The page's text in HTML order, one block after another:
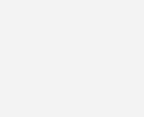
CfD, der nach Erfolglosigkeit
wurde
könnten CfDs die
Investitionen planbarer machen –
praxistauglich. Kritisch ist vor
Referenzpreise angesetzt werden